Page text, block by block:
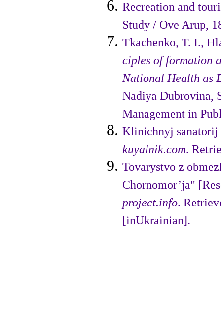
Recreation and
Study / Ove Arup,
Tkachenko, T. I.,
ciples of formation
National Health as
Nadiya Dubrovina,
Management in
Klinichnyj sanatorij
kuyalnik.com.
Tovarystvo z
Chornomor’ja"
project.info.
[inUkrainian].